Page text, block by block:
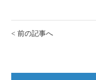
< 前の記事へ